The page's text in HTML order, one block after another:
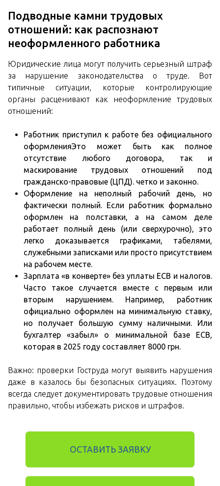
Подводные камни трудовых
отношений: как распознают
неоформленного работника
Юридические лица могут получить серьезный штраф
за нарушение законодательства о труде. Вот
типичные ситуации, которые контролирующие
органы расценивают как неоформление трудовых
отношений:
Работник приступил к работе без официального
оформленияЭто может быть как полное
отсутствие любого договора, так и
маскирование трудовых отношений под
гражданско-правовые (ЦПД). четко и законно.
Оформление на неполный рабочий день, но
фактически полный. Если работник формально
оформлен на полставки, а на самом деле
работает полный день (или сверхурочно), это
легко доказывается графиками, табелями,
служебными записками или просто присутствием
на рабочем месте.
Зарплата «в конверте» без уплаты ЕСВ и налогов.
Часто такое случается вместе с первым или
вторым нарушением. Например, работник
официально оформлен на минимальную ставку,
но получает большую сумму наличными. Или
бухгалтер «забыл» о минимальной базе ЕСВ,
которая в 2025 году составляет 8000 грн.
Важно: проверки Гоструда могут выявить нарушения
даже в казалось бы безопасных ситуациях. Поэтому
всегда следует документировать трудовые отношения
правильно, чтобы избежать рисков и штрафов.
ОСТАВИТЬ ЗАЯВКУ